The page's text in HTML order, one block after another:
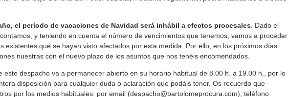
el período de vacaciones de Navidad será inhábil a efectos procesales . Dado el
y teniendo en cuenta el número de vencimientos que tenemos, vamos a proceder
existentes que se hayan visto afectados por esta medida. Por ello, en los próximos días
nuestras con el nuevo plazo de los asuntos que nos tenéis encomendados.
este despacho va a permanecer abierto en su horario habitual de 8.00 h. a 19.00 h., por lo
disposición para cualquier duda o aclaración que podáis tener. Os recuerdo que
por los medios habituales: por email (despacho@bartolomeprocura.com), teléfono